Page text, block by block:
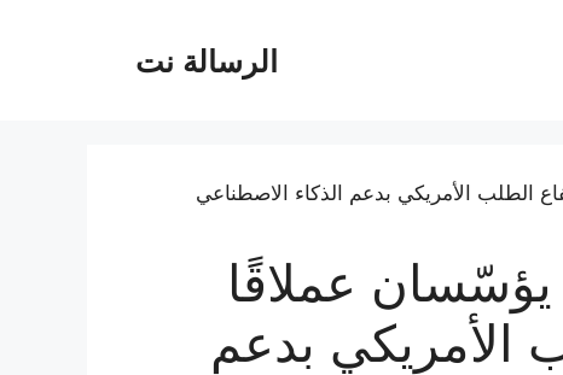
الرسالة نت
يؤسّسان عملاقًا
الأمريكي بدعم